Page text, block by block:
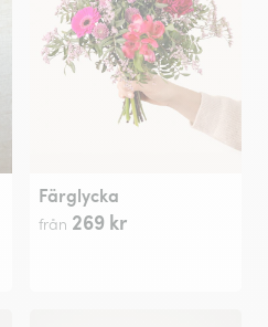
Färglycka
från 269 kr